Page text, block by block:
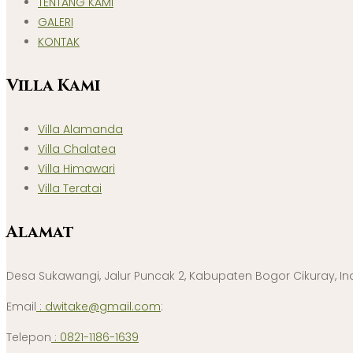
GALERI
KONTAK
Villa Kami
Villa Alamanda
Villa Chalatea
Villa Himawari
Villa Teratai
Alamat
Desa Sukawangi, Jalur Puncak 2, Kabupaten Bogor Cikuray,
Email : dwitake@gmail.com:
Telepon : 0821-1186-1639